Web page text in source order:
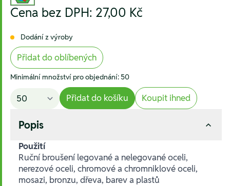
Cena bez DPH: 27,00 Kč
Dodání z výroby
Přidat do oblíbených
Minimální množství pro objednání: 50
Přidat do košíku Koupit ihned
Popis
Použití
Ruční broušení legované a nelegované oceli,
nerezové oceli, chromové a chromniklové oceli,
mosazi, bronzu, dřeva, barev a plastů